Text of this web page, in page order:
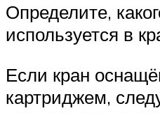
Определите,
используется в
Если кран
картриджем,